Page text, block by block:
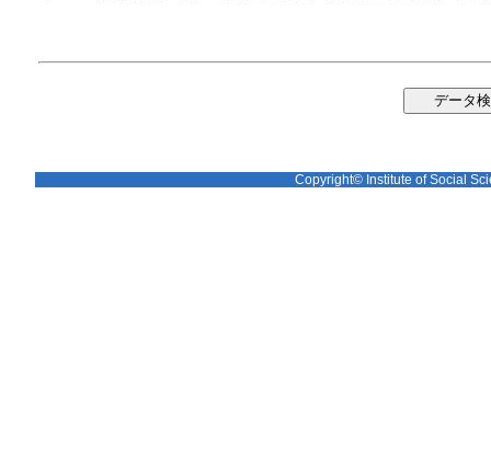
Copyright© Institute of Social